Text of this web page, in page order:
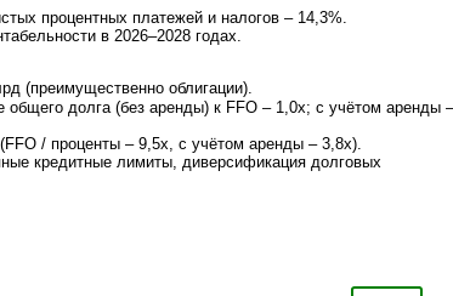
процентных платежей и налогов – 14,3%.
в 2026–2028 годах.
(преимущественно облигации).
общего долга (без аренды) к FFO – 1,0х; с учётом аренды –
/ проценты – 9,5х, с учётом аренды – 3,8х).
кредитные лимиты, диверсификация долговых